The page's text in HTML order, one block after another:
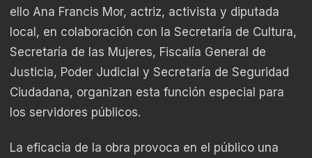
ello Ana Francis Mor, actriz, activista y diputada
local, en colaboración con la Secretaría de Cultura,
Secretaría de las Mujeres, Fiscalía General de
Justicia, Poder Judicial y Secretaría de Seguridad
Ciudadana, organizan esta función especial para
los servidores públicos.
La eficacia de la obra provoca en el público una